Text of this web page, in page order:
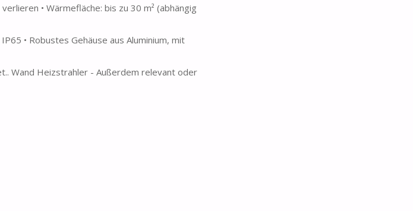
• Wärmefläche: bis zu 30 m² (abhängig
• Robustes Gehäuse aus Aluminium, mit
Wand Heizstrahler - Außerdem relevant oder